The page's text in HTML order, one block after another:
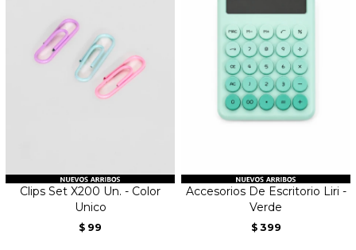
Clips Set X200 Un. - Color
Unico
$ 99
Accesorios De Escritorio Liri -
Verde
$ 399